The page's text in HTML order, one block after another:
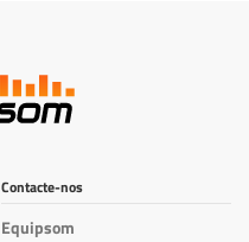
Contacte-nos
Equipsom